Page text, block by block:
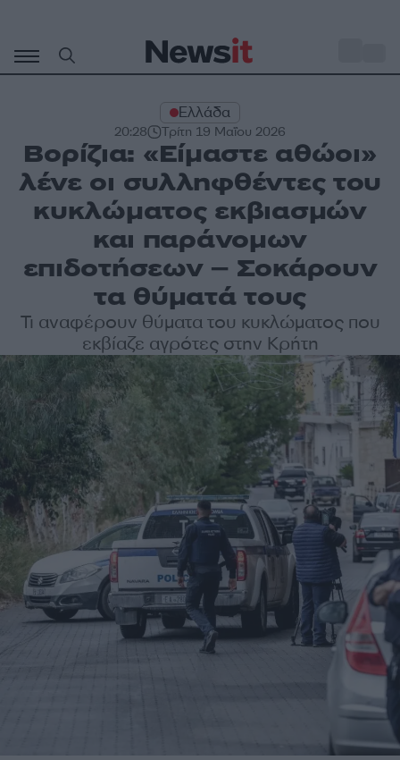
περιεχόμενο
Ελλάδα
20:28 Τρίτη 19 Μαΐου 2026
Βορίζια: «Είμαστε αθώοι»
λένε οι συλληφθέντες του
κυκλώματος εκβιασμών
και παράνομων
επιδοτήσεων – Σοκάρουν
τα θύματά τους
Τι αναφέρουν θύματα του κυκλώματος που
εκβίαζε αγρότες στην Κρήτη